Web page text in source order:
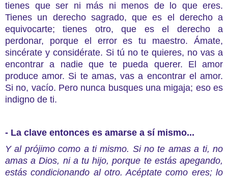
tienes que ser ni más ni menos de lo que eres.
Tienes un derecho sagrado, que es el derecho a
equivocarte; tienes otro, que es el derecho a
perdonar, porque el error es tu maestro. Ámate,
sincérate y considérate. Si tú no te quieres, no vas a
encontrar a nadie que te pueda querer. El amor
produce amor. Si te amas, vas a encontrar el amor.
Si no, vacío. Pero nunca busques una migaja; eso es
indigno de ti.
- La clave entonces es amarse a sí mismo...
Y al prójimo como a ti mismo. Si no te amas a ti, no
amas a Dios, ni a tu hijo, porque te estás apegando,
estás condicionando al otro. Acéptate como eres; lo